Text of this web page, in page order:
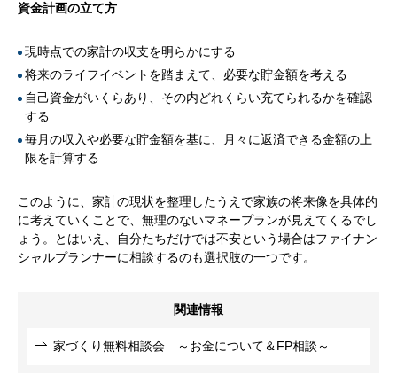
資金計画の立て方
現時点での家計の収支を明らかにする
将来のライフイベントを踏まえて、必要な貯金額を考える
自己資金がいくらあり、その内どれくらい充てられるかを確認
する
毎月の収入や必要な貯金額を基に、月々に返済できる金額の上
限を計算する
このように、家計の現状を整理したうえで家族の将来像を具体的
に考えていくことで、無理のないマネープランが見えてくるでし
ょう。とはいえ、自分たちだけでは不安という場合はファイナン
シャルプランナーに相談するのも選択肢の一つです。
関連情報
家づくり無料相談会 ～お金について＆FP相談～